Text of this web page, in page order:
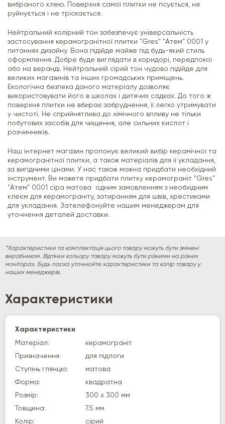
вибраного клею. Поверхня самої плитки не псується, не
руйнується і не тріскається.
Нейтральний колірний тон забезпечує універсальність
застосування керамогранітної плитки "Gres" "Атем" 0001 у
питаннях дизайну. Вона підійде майже під будь-який стиль
оформлення. Добре буде виглядати в коридорі, передпокої
або на веранді. Нейтральний сірий тон чудово підійде для
великих магазинів та інших громадських приміщень.
Екологічна безпека даного матеріалу дозволяє
використовувати його в школах і дитячих садках. До того ж
поверхня плитки не вбирає забруднення, її легко утримувати
у чистоті. Не сприйнятлива до хімічного впливу не тільки
побутових засобів для чищення, але сильних кислот і
розчинників.
Наш інтернет магазин пропонує великий вибір керамічної та
керамогранітної плитки, а також матеріалів для її укладання,
за вигідними цінами. У нас також можна придбати необхідний
інструмент. Ви можете придбати плитку керамограніт "Gres"
"Атем" 0001 сіра матова одним замовленням з необхідним
клеєм для керамограніту, затиранням для швів, хрестиками
для укладання. Зателефонуйте нашим менеджерам для
уточнення деталей доставки.
*Характеристики та комплектація цього товару можуть бути змінені
виробником. Відтінки кольору товару можуть бути різними на різних
моніторах. Будь ласка уточнюйте характеристики та колір товару у
наших менеджерів.
Характеристики
Характеристики
Матеріал:
керамограніт
Призначення:
для підлоги
Ступінь глянцю:
матова
Форма:
квадратна
Розмір:
300 х 300 мм
Товщина:
7.5 мм
Колір:
сірий